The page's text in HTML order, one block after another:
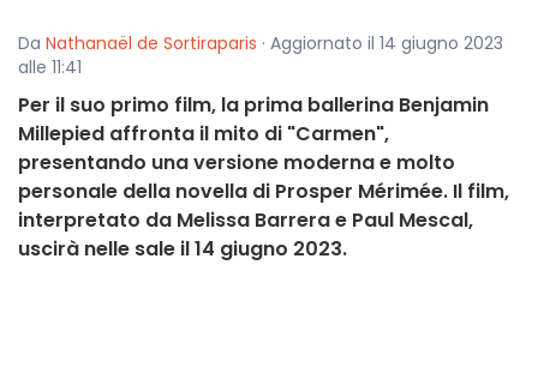
Da Nathanaël de Sortiraparis · Aggiornato il 14 giugno 2023
alle 11:41
Per il suo primo film, la prima ballerina Benjamin
Millepied affronta il mito di "Carmen",
presentando una versione moderna e molto
personale della novella di Prosper Mérimée. Il film,
interpretato da Melissa Barrera e Paul Mescal,
uscirà nelle sale il 14 giugno 2023.